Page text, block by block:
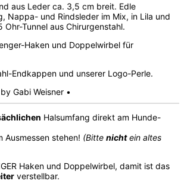
aus Leder ca. 3,5 cm breit. Edle
Nappa- und Rindsleder im Mix, in Lila und
Ohr-Tunnel aus Chirurgenstahl.
Haken und Doppelwirbel für
Endkappen und unserer Logo-Perle.
Gabi Weisner •
Halsumfang direkt am Hunde-
Ausmessen stehen! (Bitte nichtein altes
Haken und Doppelwirbel, damit ist das
verstellbar.